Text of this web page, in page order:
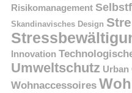
Risikomanagement
Skandinavisches Design
Innovation
Umweltschutz Urban
Wohnaccessoires